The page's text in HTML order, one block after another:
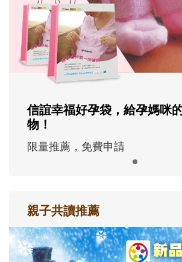
信誼幸福好孕袋，給孕媽咪
物！
限量推薦，免費申請
親子共讀推薦